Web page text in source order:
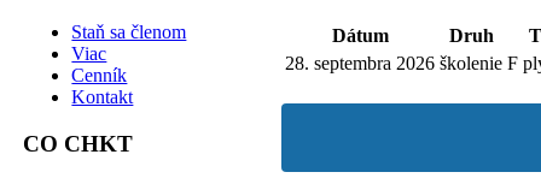
Staň sa členom
Viac
Cenník
Kontakt
CO CHKT
Dátum Druh
28. septembra 2026 školenie F